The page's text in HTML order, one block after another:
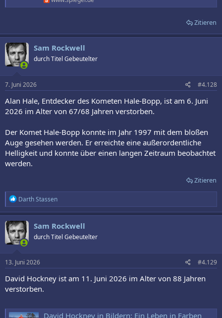
Zitieren
Sam Rockwell
durch Titel Gebeutelter
7. Juni 2026 #4.128
Alan Hale, Entdecker des Kometen Hale-Bopp, ist am 6. Juni
2026 im Alter von 67/68 Jahren verstorben.
Der Komet Hale-Bopp konnte im Jahr 1997 mit dem bloßen
Auge gesehen werden. Er erreichte eine außerordentliche
Helligkeit und konnte über einen langen Zeitraum beobachtet
werden.
Zitieren
R
e
a
k
t
i
o
e
n
:
Darth Stassen
Sam Rockwell
durch Titel Gebeutelter
13. Juni 2026 #4.129
David Hockney ist am 11. Juni 2026 im Alter von 88 Jahren
verstorben.
David Hockney in Bildern: Ein Leben in Farben